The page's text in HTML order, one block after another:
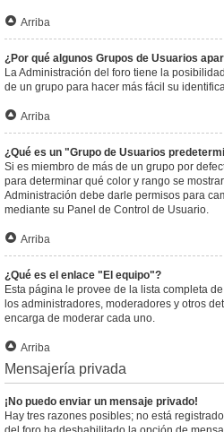
Arriba
¿Por qué algunos Grupos de Usuarios
La Administración del foro tiene la
de un grupo para hacer más fácil su
Arriba
¿Qué es un "Grupo de Usuarios
Si es miembro de más de un grupo por
para determinar qué color y rango se
Administración debe darle permisos para
mediante su Panel de Control de Usuario.
Arriba
¿Qué es el enlace "El equipo"?
Esta página le provee de la lista completa
los administradores, moderadores y otros
encarga de moderar cada uno.
Arriba
Mensajería privada
¡No puedo enviar un mensaje privado!
Hay tres razones posibles; no está